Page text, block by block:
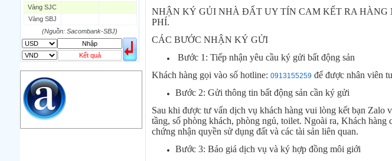
CAD
CHF
DKK
0
3531.88
INR
KRW
18.01
MYR
NOK
RMB
RUB
Vàng SJC
Vàng SBJ
(Nguồn: Sacombank-SBJ)
Kết quả
NHẬN KÝ GỦI NHÀ ĐẤT UY TÍN CAM KẾT RA
PHÍ.
CÁC BƯỚC NHẬN KÝ GỬI
Bước 1: Tiếp nhận yêu cầu ký gửi bất động sản
Khách hàng gọi vào số hotline: 0913155259 để được nhân viên
Bước 2: Gửi thông tin bất động sản cần ký gửi
Sau khi được tư vấn dịch vụ khách hàng vui lòng kết bạn Zalo
tầng, số phòng khách, phòng ngủ, toilet. Ngoài ra, Khách hàng
chứng nhận quyền sử dụng đất và các tài sản liên quan.
Bước 3: Báo giá dịch vụ và ký hợp đồng môi giới